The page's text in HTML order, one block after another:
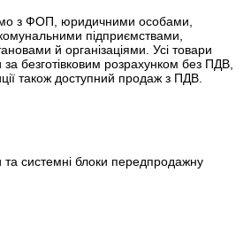
з ФОП, юридичними особами,
підприємствами,
й організаціями. Усі товари
безготівковим розрахунком без ПДВ,
також доступний продаж з ПДВ.
та системні блоки передпродажну